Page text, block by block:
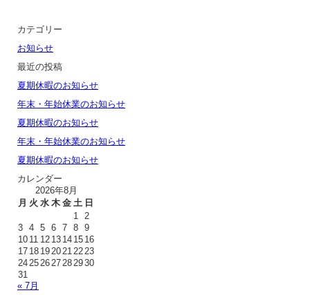
カテゴリー
お知らせ
最近の投稿
夏期休暇のお知らせ
年末・年始休業のお知らせ
夏期休暇のお知らせ
年末・年始休業のお知らせ
夏期休暇のお知らせ
カレンダー
2026年8月
月 火 水 木 金 土 日
1
2
3 4 5 6 7 8 9
10 11 12 13 14 15 16
17 18 19 20 21 22 23
24 25 26 27 28 2930
31
« 7月